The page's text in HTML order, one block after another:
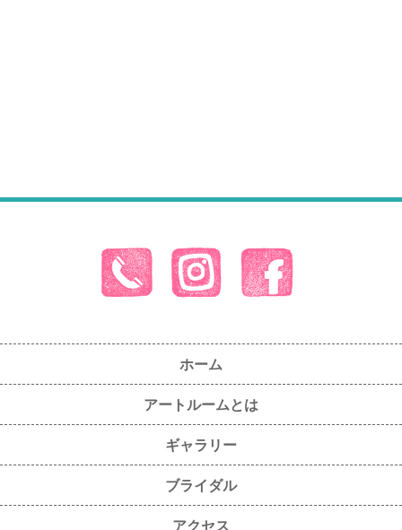
ホーム
アートルームとは
ギャラリー
ブライダル
アクセス